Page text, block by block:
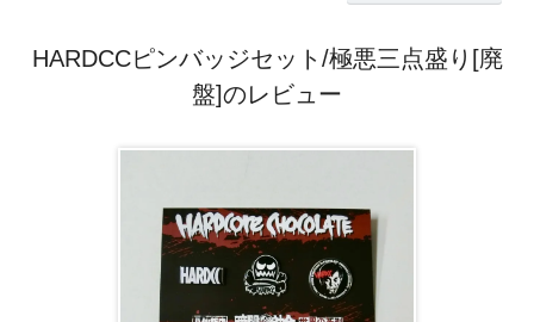
HARDCCピンバッジセット/極悪三点盛り[廃
盤]のレビュー